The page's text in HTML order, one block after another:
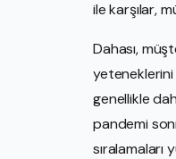
ile karşılar,
Dahası,
yeteneklerini
genellikle
pandemi